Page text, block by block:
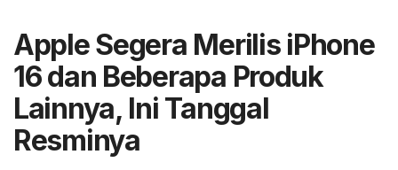
Apple Segera Merilis iPhone
16 dan Beberapa Produk
Lainnya, Ini Tanggal
Resminya